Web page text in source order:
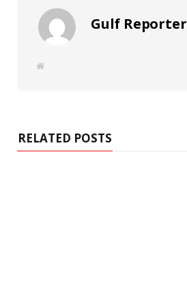
Gulf Reporter
W
RELATED POSTS